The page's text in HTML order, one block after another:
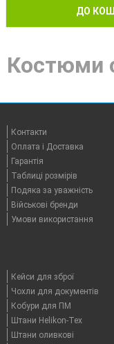
ДО
Костюми
Контакти
Оплата i Доставка
Гарантія
Таблицi розмірів
Подяка за уважність
Військові бренди
Умови використання
Кейси для зброї
Чохли для документів
Кобури для ПМ
Штани Helikon-Tex
Штани оливкові